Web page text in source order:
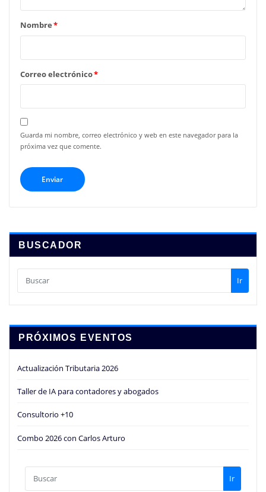
Nombre*
Correo electrónico*
Guarda mi nombre, correo electrónico y web en este navegador para la
próxima vez que comente.
BUSCADOR
Ir
PRÓXIMOS EVENTOS
Actualización Tributaria 2026
Taller de IA para contadores y abogados
Consultorio +10
Combo 2026 con Carlos Arturo
Ir